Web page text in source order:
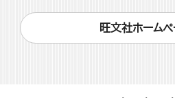
旺文社ホームペ